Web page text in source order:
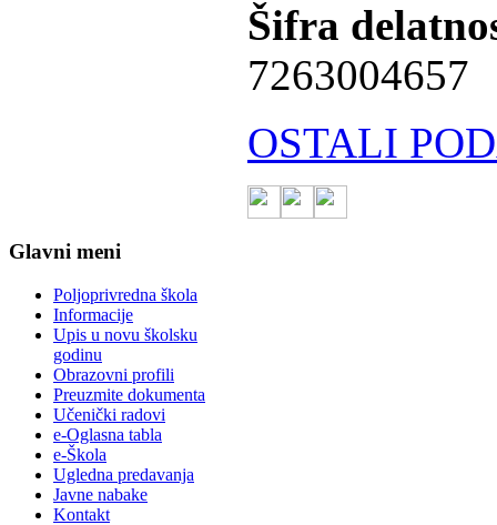
Šifra
7263004657
OSTALI
Glavni meni
Poljoprivredna škola
Informacije
Upis u novu školsku
godinu
Obrazovni profili
Preuzmite dokumenta
Učenički radovi
e-Oglasna tabla
e-Škola
Ugledna predavanja
Javne nabake
Kontakt